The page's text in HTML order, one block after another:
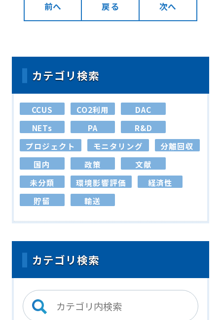
前へ 戻る 次へ
カテゴリ検索
CCUS CO2利用
DAC
NETs
PA
R&D
プロジェクト
モニタリング
分離回収
国内
政策
文献
未分類
環境影響評価
経済性
貯留
輸送
カテゴリ検索